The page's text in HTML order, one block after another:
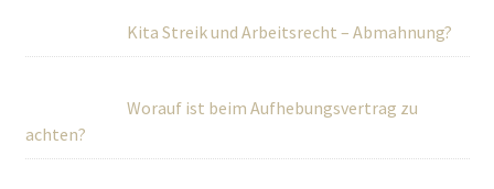
Kita Streik und Arbeitsrecht – Abmahnung?
Worauf ist beim Aufhebungsvertrag zu
achten?